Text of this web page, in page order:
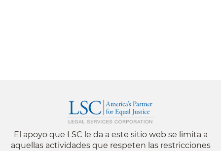
El apoyo que LSC le da a este sitio web se limita a
aquellas actividades que respeten las restricciones